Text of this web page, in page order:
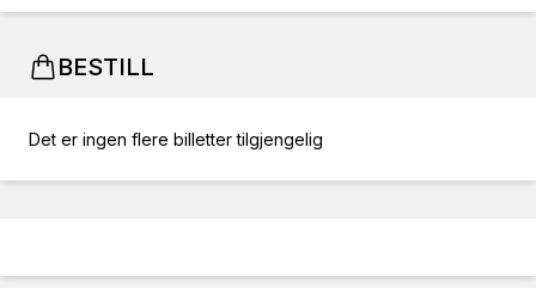
BESTILL
Det er ingen flere billetter tilgjengelig